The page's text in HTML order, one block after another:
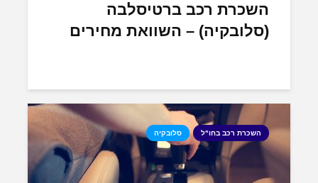
השכרת רכב ברטיסלבה
(סלובקיה) – השוואת מחירים
השכרת רכב בחו"ל סלובקיה